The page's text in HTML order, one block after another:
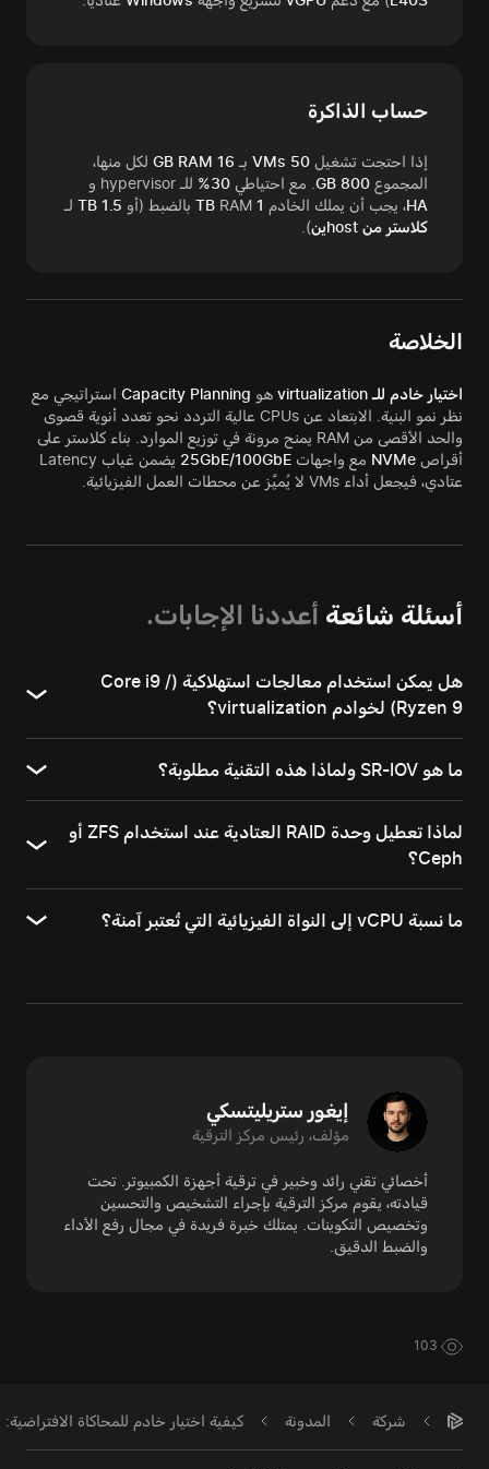
حساب الذاكرة
إذا احتجت تشغيل 50 VMs بـ 16 GB RAM
لكل منها،
المجموع 800 GB . مع احتياطي 30%
للـ hypervisor و
HA، يجب أن يملك الخادم 1 TB RAM بالضبط (أو 1.5 TB
لـ
كلاستر من hostين
).
الخلاصة
اختيار خادم للـ virtualization هو Capacity Planning استراتيجي مع
نظر نمو البنية. الابتعاد عن CPUs عالية التردد نحو تعدد أنوية قصوى
والحد الأقصى من RAM يمنح مرونة في توزيع الموارد. بناء كلاستر على
أقراص NVMe مع واجهات 25GbE/100GbE
يضمن غياب Latency
عتادي، فيجعل أداء VMs لا يُميَّز عن محطات العمل الفيزيائية.
أسئلة شائعة أعددنا الإجابات.
هل يمكن استخدام معالجات استهلاكية (Core i9 /
Ryzen 9) لخوادم virtualization؟
ما هو SR-IOV ولماذا هذه التقنية مطلوبة؟
لماذا تعطيل وحدة RAID العتادية عند استخدام ZFS أو
Ceph؟
ما نسبة vCPU إلى النواة الفيزيائية التي تُعتبر آمنة؟
إيغور ستريليتسكي
مؤلف، رئيس مركز الترقية
أخصائي تقني رائد وخبير في ترقية أجهزة الكمبيوتر. تحت
قيادته، يقوم مركز الترقية بإجراء التشخيص والتحسين
وتخصيص التكوينات. يمتلك خبرة فريدة في مجال رفع الأداء
والضبط الدقيق.
103
شركة المدونة كيفية اختيار خادم للمحاكاة الافتراضية: